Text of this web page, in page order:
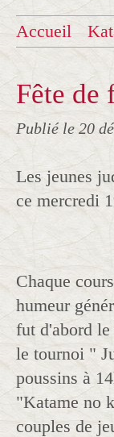
Accueil
Fête de
Publié le 20
Les jeunes
ce mercredi
Chaque
humeur
fut d'abord
le tournoi "
poussins à
"Katame no
couples de